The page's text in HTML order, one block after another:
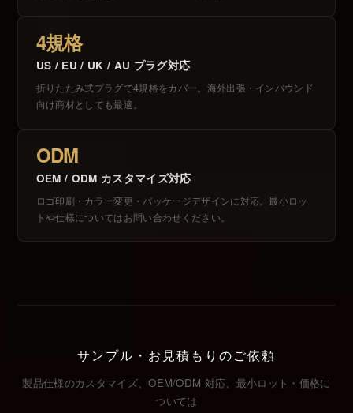
4規格
US / EU / UK / AU プラグ対応
折りたたみ式プラグで4規格をカバー。海外出張・インバウンド
向け商材としても最適。
ODM
OEM / ODM カスタマイズ対応
ロゴ印刷・カラー変更・パッケージデザインに対応。最小ロッ
トや仕様についてはお問い合わせください。
サンプル・お見積もりのご依頼
製品仕様のカスタマイズ、OEM/ODM 対応、最小ロット・価格に
ついては